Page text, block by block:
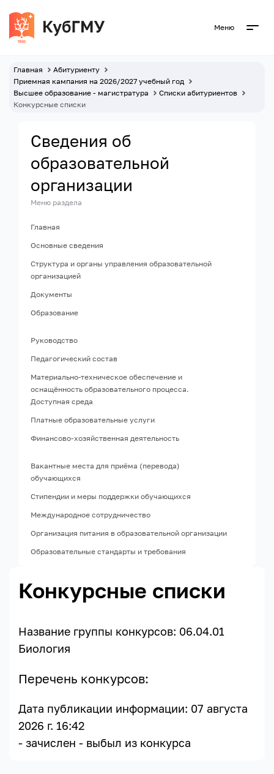
Меню
Главная
Абитуриенту
Приемная кампания на 2026/2027 учебный год
Высшее образование - магистратура
Списки абитуриентов
Конкурсные списки
Сведения об
образовательной
организации
Меню раздела
Главная
Основные сведения
Структура и органы управления образовательной
организацией
Документы
Образование
Руководство
Педагогический состав
Материально-техническое обеспечение и
оснащённость образовательного процесса.
Доступная среда
Платные образовательные услуги
Финансово-хозяйственная деятельность
Вакантные места для приёма (перевода)
обучающихся
Стипендии и меры поддержки обучающихся
Международное сотрудничество
Организация питания в образовательной организации
Образовательные стандарты и требования
Конкурсные списки
Название группы конкурсов: 06.04.01
Биология
Перечень конкурсов:
Дата публикации информации: 07 августа
2026 г. 16:42
- зачислен - выбыл из конкурса